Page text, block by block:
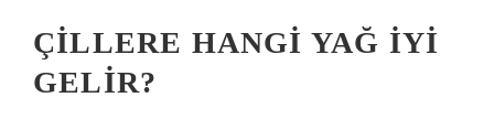
ÇILLERE HANGI YAĞ IYI
GELIR?